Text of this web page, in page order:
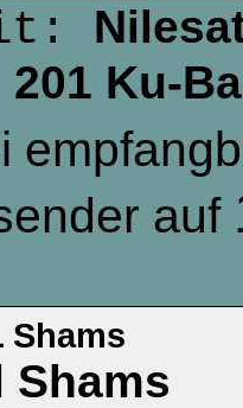
201 Ku-
auf
Shams
Shams